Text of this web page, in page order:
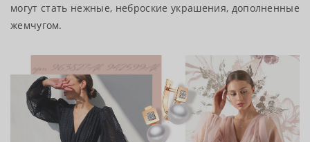
могут стать нежные, неброские украшения, дополненные
жемчугом.